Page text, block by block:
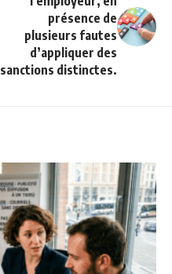
présence de
plusieurs fautes
d’appliquer des
sanctions distinctes.